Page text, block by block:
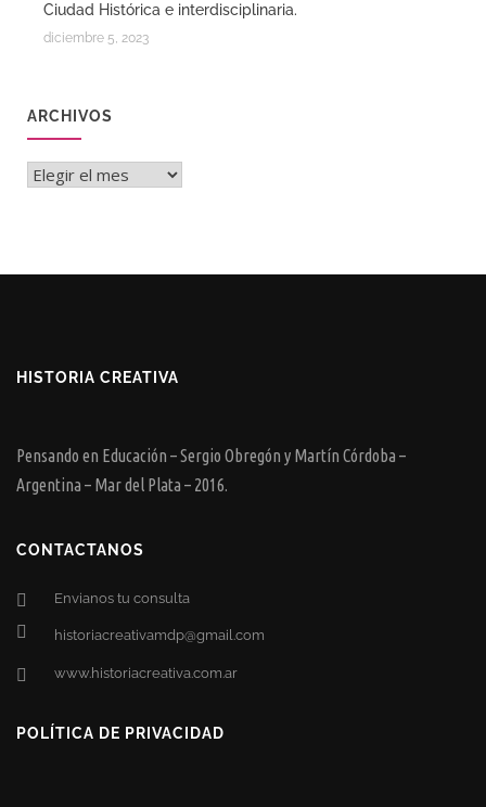
Ciudad Histórica e interdisciplinaria.
diciembre 5, 2023
ARCHIVOS
Archivos
HISTORIA CREATIVA
Pensando en Educación – Sergio Obregón y Martín Córdoba –
Argentina – Mar del Plata – 2016.
CONTACTANOS
Envianos tu consulta
historiacreativamdp@gmail.com
www.historiacreativa.com.ar
POLÍTICA DE PRIVACIDAD